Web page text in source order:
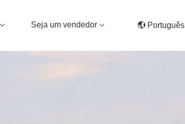
Seja um vendedor Português